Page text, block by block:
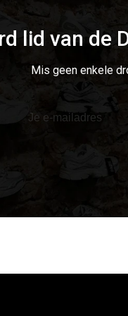
lid van de
Mis geen enkele